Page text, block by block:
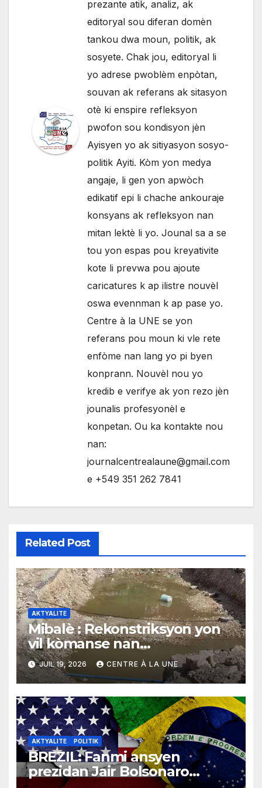
prezante atik, analiz, ak
editoryal sou diferan domèn
tankou dwa moun, politik, ak
sosyete. Chak jou, editoryal li
yo adrese pwoblèm enpòtan,
souvan ak referans ak sitasyon
otè ki enspire refleksyon
pwofon sou kondisyon jèn
Ayisyen yo ak sitiyasyon sosyo-
politik Ayiti. Kòm yon medya
angaje, li gen yon apwòch
edikatif epi li chache ankouraje
konsyans ak refleksyon nan
mitan lektè li yo. Jounal sa a se
tou yon espas pou kreyativite
kote li prevwa pou ajoute
caricatures k ap ilistre nouvèl
oswa evennman k ap pase yo.
Centre à la UNE se yon
referans pou moun ki vle rete
enfòme nan lang yo pi byen
konprann. Nouvèl nou yo
kredib e verifye ak yon rezo jèn
jounalis profesyonèl e
konpetan. Ou ka kontakte nou
nan:
journalcentrealaune@gmail.com
e +549 351 262 7841
Related Post
AKTYALITE
Mibalè : Rekonstriksyon yon
vil kòmanse nan
rekonstriksyon lespri moun
yo
JUIL 19, 2026 CENTRE À LA UNE
AKTYALITE POLITIK
BREZIL: Fanmi ansyen
prezidan Jair Bolsonaro